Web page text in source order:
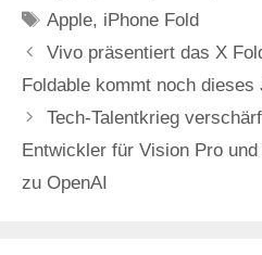
Schlagwörter
Apple, iPhone Fold
Vivo präsentiert das X
Foldable kommt noch
Tech-Talentkrieg
Entwickler für Vision Pro
zu OpenAI